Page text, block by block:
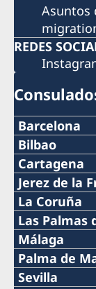
Asuntos
REDES
Barcelona
Teléfono
+34 934 883
Teléfono
+34 934 882
Correo
Bilbao
Teléfono
+34 944 987
Correo
Cartagena
Teléfono
0034 968 527
Correo
Jerez de la
Teléfono
+34 956 357
Teléfono
La Coruña
Teléfono
+34 698 137
Correo
Las Palmas
Teléfono
+34 928 261
Málaga
Teléfono
Palma de
Teléfono
Sevilla